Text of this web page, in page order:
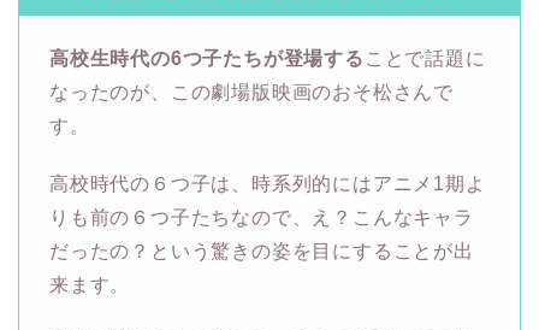
高校生時代の6つ子たちが登場する ことで話題に
なったのが、この劇場版映画のおそ松さんで
す。
高校時代の６つ子は、時系列的にはアニメ1期よ
りも前の６つ子たちなので、え？こんなキャラ
だったの？という驚きの姿を目にすることが出
来ます。